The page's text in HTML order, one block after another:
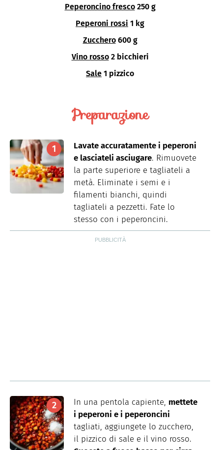
Peperoncino fresco 250 g
Peperoni rossi 1 kg
Zucchero 600 g
Vino rosso 2 bicchieri
Sale 1 pizzico
Preparazione
Lavate accuratamente i peperoni
e lasciateli asciugare. Rimuovete
la parte superiore e tagliateli a
metà. Eliminate i semi e i
filamenti bianchi, quindi
tagliateli a pezzetti. Fate lo
stesso con i peperoncini.
In una pentola capiente, mettete
i peperoni e i peperoncini
tagliati, aggiungete lo zucchero,
il pizzico di sale e il vino rosso.